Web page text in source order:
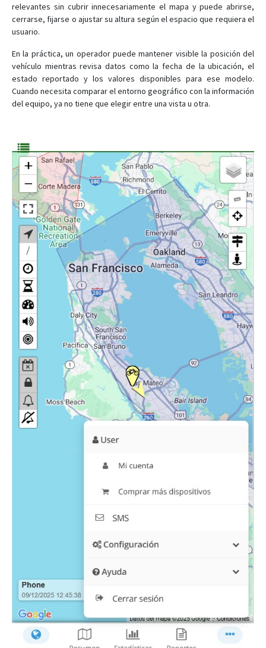
relevantes sin cubrir innecesariamente el mapa y puede abrirse,
cerrarse, fijarse o ajustar su altura según el espacio que requiera el
usuario.
En la práctica, un operador puede mantener visible la posición del
vehículo mientras revisa datos como la fecha de la ubicación, el
estado reportado y los valores disponibles para ese modelo.
Cuando necesita comparar el entorno geográfico con la información
del equipo, ya no tiene que elegir entre una vista u otra.